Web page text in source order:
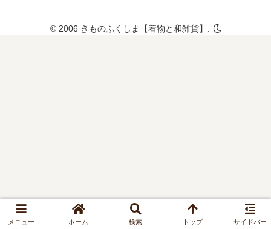
© 2006 きものふくしま【着物と和雑貨】.
メニュー ホーム 検索 トップ サイドバー